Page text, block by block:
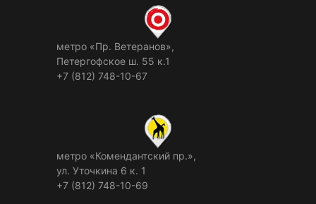
метро «Пр. Ветеранов»,
Петергофское ш. 55 к.1
+7 (812) 748-10-67
метро «Комендантский пр.»,
ул. Уточкина 6 к. 1
+7 (812) 748-10-69